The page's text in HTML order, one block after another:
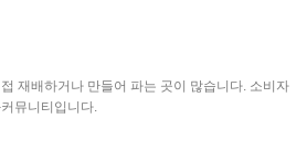
재배하거나 만들어 파는 곳이 많습니다. 소비자
뮤니티입니다.